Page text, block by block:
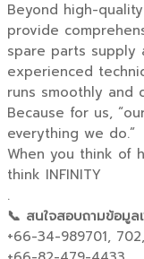
Beyond high-
provide
spare parts supply
experienced
runs smoothly and
Because for us,
everything we do.”
When you think of
think INFINITY
.
📞 สนใจสอบถามข้อมูล
+66-34-989701,